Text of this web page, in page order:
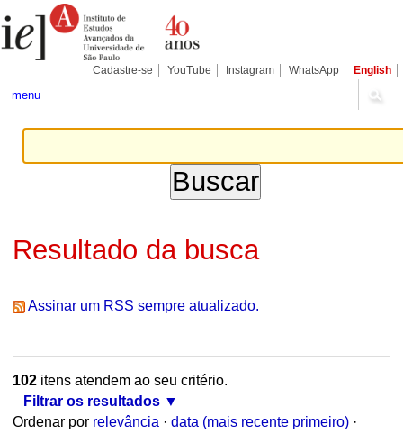
para
conteúdo.
Pessoais
Cadastre-se YouTube Instagram WhatsApp English
menu
Resultado da busca
Assinar um RSS sempre atualizado.
102itens atendem ao seu critério.
Filtrar os resultados
Ordenar por relevância · data (mais recente primeiro) ·